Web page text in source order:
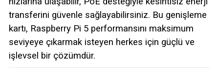
transferini güvenle sağlayabilirsiniz. Bu genişleme
kartı, Raspberry Pi 5 performansını maksimum
seviyeye çıkarmak isteyen herkes için güçlü ve
işlevsel bir çözümdür.